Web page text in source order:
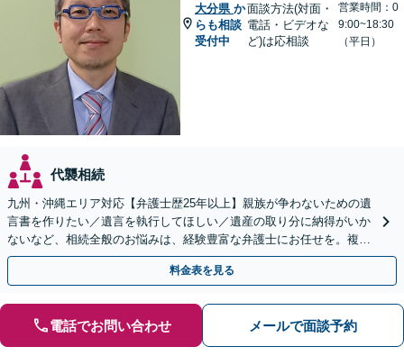
大分県 か
らも相談
受付中
面談方法(対面・
電話・ビデオな
ど)は応相談
営業時間：0
9:00~18:30
（平日）
代襲相続
九州・沖縄エリア対応【弁護士歴25年以上】親族が争わないための遺
言書を作りたい／遺言を執行してほしい／遺産の取り分に納得がいか
ないなど、相続全般のお悩みは、経験豊富な弁護士にお任せを。複雑
な問題も粘り強く対応し、解決に導きます。
料金表を見る
電話でお問い合わせ メールで面談予約